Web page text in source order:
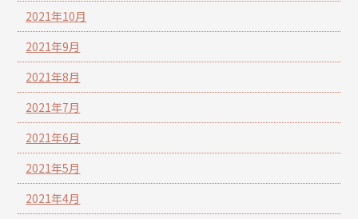
2021年10月
2021年9月
2021年8月
2021年7月
2021年6月
2021年5月
2021年4月